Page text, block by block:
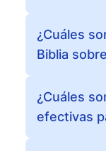
¿Cuáles
Biblia
¿Cuáles
efectivas